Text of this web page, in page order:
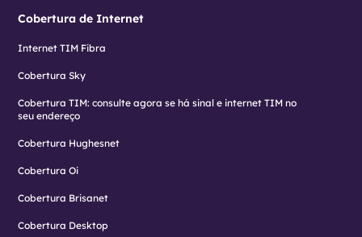
Cobertura de Internet
Internet TIM Fibra
Cobertura Sky
Cobertura TIM: consulte agora se há sinal e internet TIM no
seu endereço
Cobertura Hughesnet
Cobertura Oi
Cobertura Brisanet
Cobertura Desktop